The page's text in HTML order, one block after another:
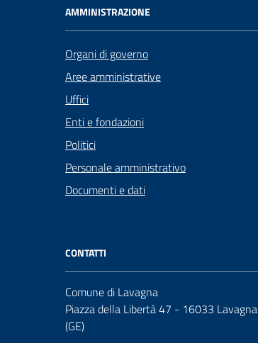
AMMINISTRAZIONE
Organi di governo
Aree amministrative
Uffici
Enti e fondazioni
Politici
Personale amministrativo
Documenti e dati
CONTATTI
Comune di Lavagna
Piazza della Libertà 47 - 16033 Lavagna
(GE)